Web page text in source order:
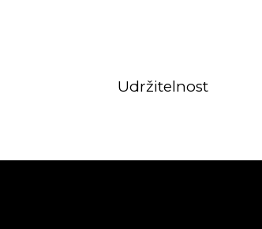
Udržitelnost